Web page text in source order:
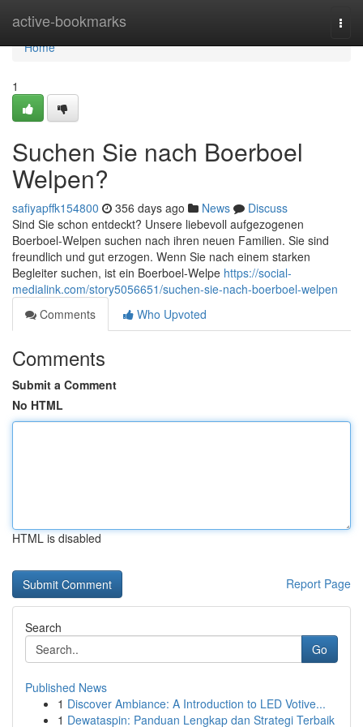
active-bookmarks
Home
Home
1
Suchen Sie nach Boerboel
Welpen?
safiyapffk154800 356 days ago News
Discuss
Sind Sie schon entdeckt? Unsere liebevoll aufgezogenen
Boerboel-Welpen suchen nach ihren neuen Familien. Sie sind
freundlich und gut erzogen. Wenn Sie nach einem starken
Begleiter suchen, ist ein Boerboel-Welpe https://social-
medialink.com/story5056651/suchen-sie-nach-boerboel-welpen
Comments
Who Upvoted
Comments
Submit a Comment
No HTML
HTML is disabled
Report Page
Search
Go
Published News
1 Discover Ambiance: A Introduction to LED Votive...
1 Dewataspin: Panduan Lengkap dan Strategi Terbaik